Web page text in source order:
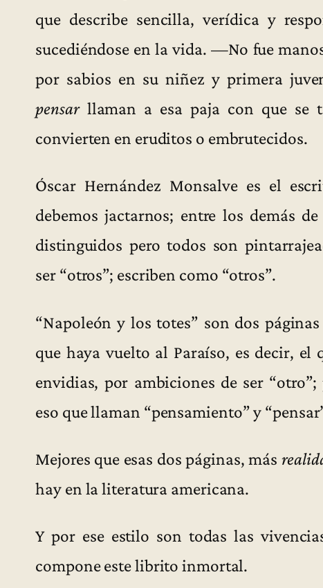
que describe sencilla, verídica y
sucediéndose en la vida. —No fue
por sabios en su niñez y primera
pensarllaman a esa paja con que se
convierten en eruditos o embrutecidos.
Óscar Hernández Monsalve es el
debemos jactarnos; entre los demás
distinguidos pero todos son
ser “otros”; escriben como “otros”.
“Napoleón y los totes” son dos
que haya vuelto al Paraíso, es decir, el
envidias, por ambiciones de ser
eso que llaman “pensamiento” y
Mejores que esas dos páginas, más
hay en la literatura americana.
Y por ese estilo son todas las
compone este librito inmortal.